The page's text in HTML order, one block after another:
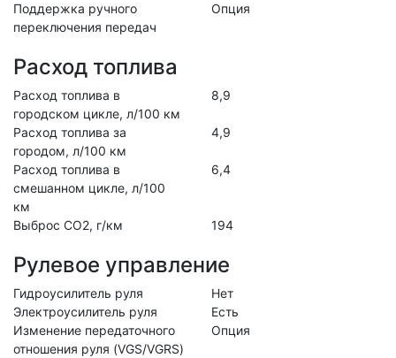
Поддержка ручного
переключения передач
Опция
Расход топлива
Расход топлива в
городском цикле, л/100 км
8,9
Расход топлива за
городом, л/100 км
4,9
Расход топлива в
смешанном цикле, л/100
км
6,4
Выброс CO2, г/км 194
Рулевое управление
Гидроусилитель руля
Нет
Электроусилитель руля
Есть
Изменение передаточного
отношения руля (VGS/VGRS)
Опция